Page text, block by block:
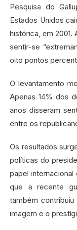
Pesquisa do
Estados Unidos
histórica, em 2001.
sentir-se
oito pontos
O levantamento
Apenas 14% dos
anos disseram
entre os
Os resultados
políticas do
papel internacional
que a recente
também
imagem e o